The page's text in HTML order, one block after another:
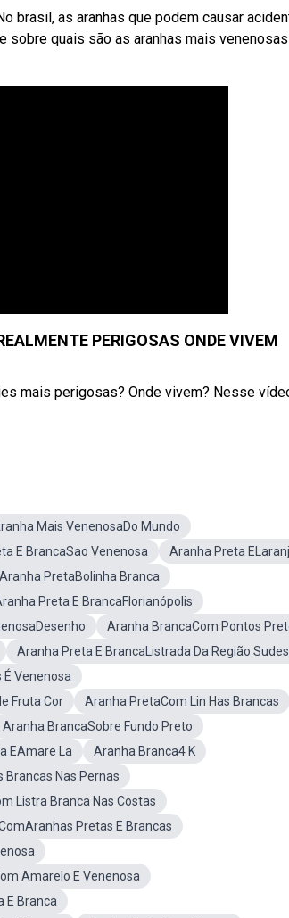
brasil, as aranhas que podem causar
sobre quais são as aranhas mais
PERIGOSAS ONDE VIVEM
mais perigosas? Onde vivem? Nesse
Mais VenenosaDo Mundo
E BrancaSao Venenosa
Aranha Preta
Aranha PretaBolinha Branca
Preta E BrancaFlorianópolis
Aranha BrancaCom Pontos
Aranha Preta E BrancaListrada Da Região
Venenosa
Fruta Cor
Aranha PretaCom Lin Has Brancas
Aranha BrancaSobre Fundo Preto
EAmare La
Aranha Branca4 K
Nas Pernas
Listra Branca Nas Costas
Pretas E Brancas
Amarelo E Venenosa
E Branca